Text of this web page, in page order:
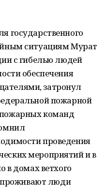
государственного
ситуациям Мурат
с гибелью людей
обеспечения
затронул
пожарной
команд
проведения
мероприятий и в
в домах ветхого
проживают люди